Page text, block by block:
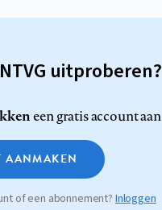
uitproberen?
een gratis account aan
AANMAKEN
of een abonnement?Inloggen